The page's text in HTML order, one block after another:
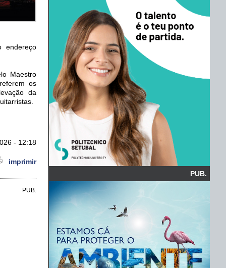
endereço
Maestro
os
da
- 12:18
imprimir
PUB.
PUB.